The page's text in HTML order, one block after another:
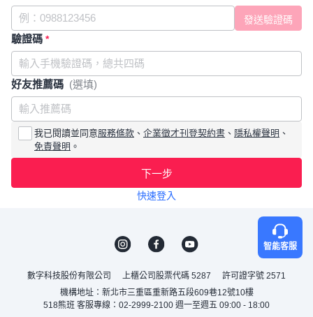
驗證碼 *
好友推薦碼 (選填)
我已閱讀並同意服務條款 、 企業徵才刊登契約書 、 隱私權聲明 、
免責聲明 。
下一步
快速登入
智能客服
數字科技股份有限公司 上櫃公司股票代碼 5287
許可證字號 2571
機構地址：新北市三重區重新路五段609巷12號10樓
518熊班 客服專線：02-2999-2100 週一至週五 09:00 - 18:00